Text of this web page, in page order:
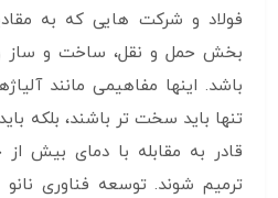
فولاد و شرکت هایی که به
بخش حمل و نقل، ساخت و ساز و
باشد. اینها مفاهیمی مانند
تنها باید سخت تر باشند، بلکه
قادر به مقابله با دمای بیش از
ترمیم شوند. توسعه فناوری